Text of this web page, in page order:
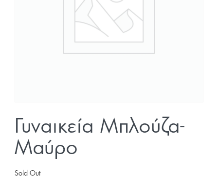
Γυναικεία Μπλούζα-
Μαύρο
Sold Out